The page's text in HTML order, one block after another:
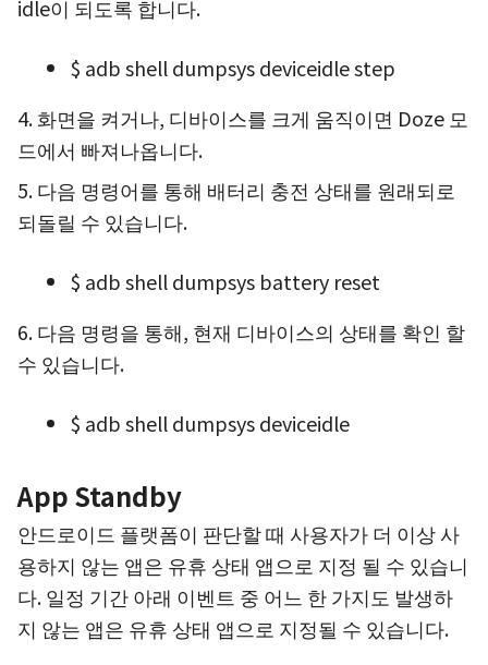
idle이 되도록 합니다.
$ adb shell dumpsys deviceidle step
4. 화면을 켜거나, 디바이스를 크게 움직이면 Doze 모
드에서 빠져나옵니다.
5. 다음 명령어를 통해 배터리 충전 상태를 원래되로
되돌릴 수 있습니다.
$ adb shell dumpsys battery reset
6. 다음 명령을 통해, 현재 디바이스의 상태를 확인 할
수 있습니다.
$ adb shell dumpsys deviceidle
App Standby
안드로이드 플랫폼이 판단할 때 사용자가 더 이상 사
용하지 않는 앱은 유휴 상태 앱으로 지정 될 수 있습니
다. 일정 기간 아래 이벤트 중 어느 한 가지도 발생하
지 않는 앱은 유휴 상태 앱으로 지정될 수 있습니다.